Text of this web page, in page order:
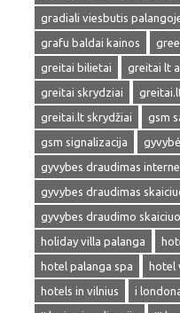
gradiali viesbutis
grafu baldai kainos
greitai bilietai
greitai lt
greitai skrydziai
greitai.lt skrydžiai
gsm
gsm signalizacija
gyvybes draudimas
gyvybes draudimas
gyvybes draudimo
holiday villa palanga
hotel palanga spa
hotel
hotels in vilnius
i